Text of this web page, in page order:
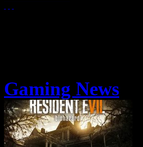
Gaming News